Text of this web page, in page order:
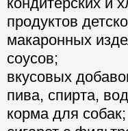
продуктов
макаронных
соусов;
вкусовых
пива, спирта,
корма для собак;